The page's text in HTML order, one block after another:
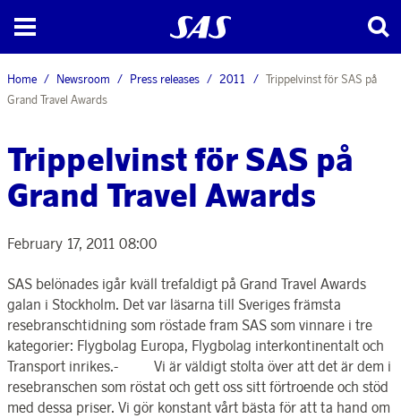
Home Newsroom Press releases 2011
Trippelvinst för SAS på
Grand Travel Awards
Trippelvinst för SAS på
Grand Travel Awards
February 17, 2011 08:00
SAS belönades igår kväll trefaldigt på Grand Travel Awards
galan i Stockholm. Det var läsarna till Sveriges främsta
resebranschtidning som röstade fram SAS som vinnare i tre
kategorier: Flygbolag Europa, Flygbolag interkontinentalt och
Transport inrikes.- Vi är väldigt stolta över att det är dem i
resebranschen som röstat och gett oss sitt förtroende och stöd
med dessa priser. Vi gör konstant vårt bästa för att ta hand om